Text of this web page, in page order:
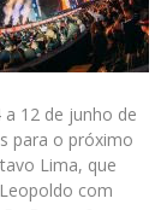
12 de junho de
para o próximo
Lima, que
com